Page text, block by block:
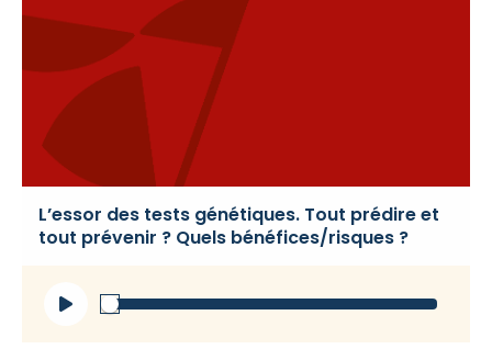
L’essor des tests génétiques. Tout prédire et
tout prévenir ? Quels bénéfices/risques ?
Lecteur
audio